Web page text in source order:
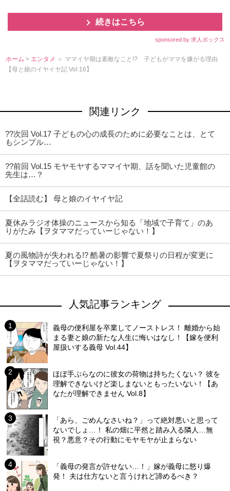
続きはこちら
sponsored by 求人ボックス
ホーム > エンタメ ＞ ママイヤ期は素敵なこと!? 子どもがママを嫌がる理由
【母と娘のイヤイヤ記 Vol.16】
関連リンク
??次回 Vol.17 子どもの心の成長のために必要なことは、とて
もシンプル…
??前回 Vol.15 モヤモヤするママイヤ期、話を聞いた児童館の
先生は…？
【全話読む】 母と娘のイヤイヤ記
夏休みラジオ体操のニュースから知る「地域で子育て」のあ
りがたみ【ヲタママだっていーじゃない！】
夏の風物詩が失われる!? 酷暑の影響で夏祭りの日程が変更に
【ヲタママだっていーじゃない！】
人気記事ランキング
義母の便利屋を卒業してノーストレス！ 離婚から始
まる妻と娘の新たな人生に悔いはなし！【嫁を便利
屋扱いする義母 Vol.44】
ほぼ手ぶらなのに彼女の荷物は持ちたくない？ 彼を
理解できないけど楽しまないともったいない！【あ
なたが理解できません Vol.8】
「あら、ごめんなさいね？」って絶対悪いと思って
ないでしょ…！ 私の畑に平然と踏み入る隣人…無
視？悪意？その行動にモヤモヤが止まらない
「義母の発言が許せない…！」嫁が義母に怒り爆
発！ 夫は仕方ないと言うけれど諦めるべき？